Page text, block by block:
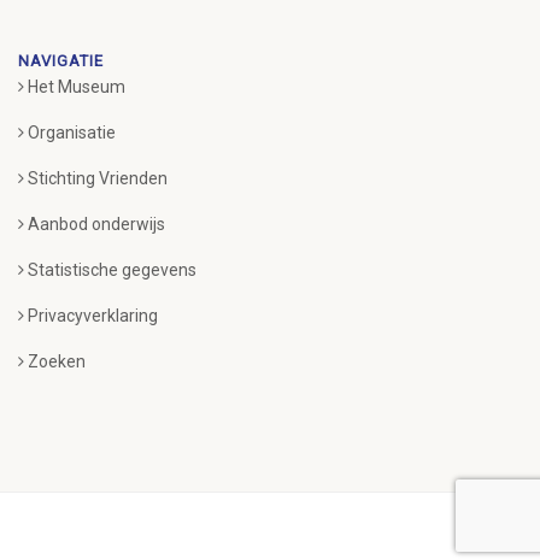
NAVIGATIE
Het Museum
Organisatie
Stichting Vrienden
Aanbod onderwijs
Statistische gegevens
Privacyverklaring
Zoeken